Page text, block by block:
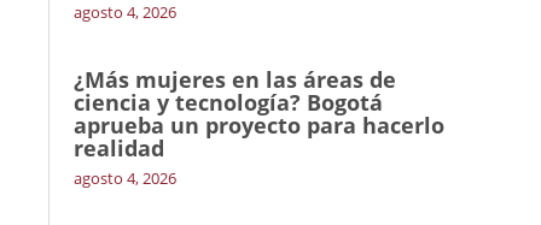
agosto 4, 2026
¿Más mujeres en las áreas de
ciencia y tecnología? Bogotá
aprueba un proyecto para hacerlo
realidad
agosto 4, 2026